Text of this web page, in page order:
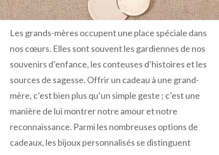
Les grands-mères occupent une place spéciale dans
nos cœurs. Elles sont souvent les gardiennes de nos
souvenirs d’enfance, les conteuses d’histoires et les
sources de sagesse. Offrir un cadeau à une grand-
mère, c’est bien plus qu’un simple geste ; c’est une
manière de lui montrer notre amour et notre
reconnaissance. Parmi les nombreuses options de
cadeaux, les bijoux personnalisés se distinguent